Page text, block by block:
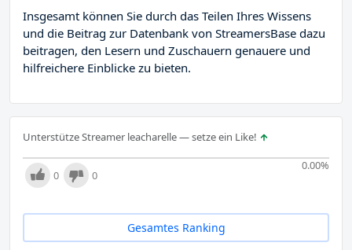
Insgesamt können Sie durch das Teilen Ihres Wissens
und die Beitrag zur Datenbank von StreamersBase dazu
beitragen, den Lesern und Zuschauern genauere und
hilfreichere Einblicke zu bieten.
Unterstütze Streamer leacharelle — setze ein Like!
0.00%
0 0
Gesamtes Ranking